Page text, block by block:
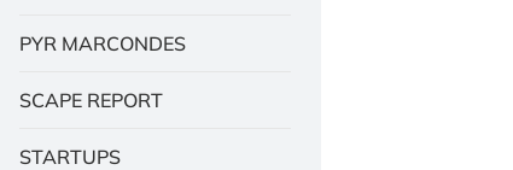
PYR MARCONDES
SCAPE REPORT
STARTUPS